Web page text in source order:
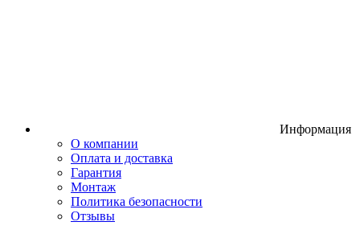
Информация
О компании
Оплата и доставка
Гарантия
Монтаж
Политика безопасности
Отзывы